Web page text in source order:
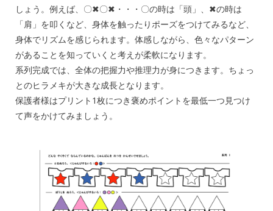
しょう。例えば、〇✖〇✖・・・〇の時は「頭」、✖の時は
「肩」を叩くなど、身体を触ったりポーズをつけてみるなど、
身体でリズムを感じられます。体感しながら、色々なパターン
があることを知っていくと考えが柔軟になります。
系列完成では、全体の把握力や推理力が身につきます。ちょっ
とのヒラメキが大きな成長となります。
保護者様はプリント1枚につき褒めポイントを最低一つ見つけ
て声をかけてみましょう。